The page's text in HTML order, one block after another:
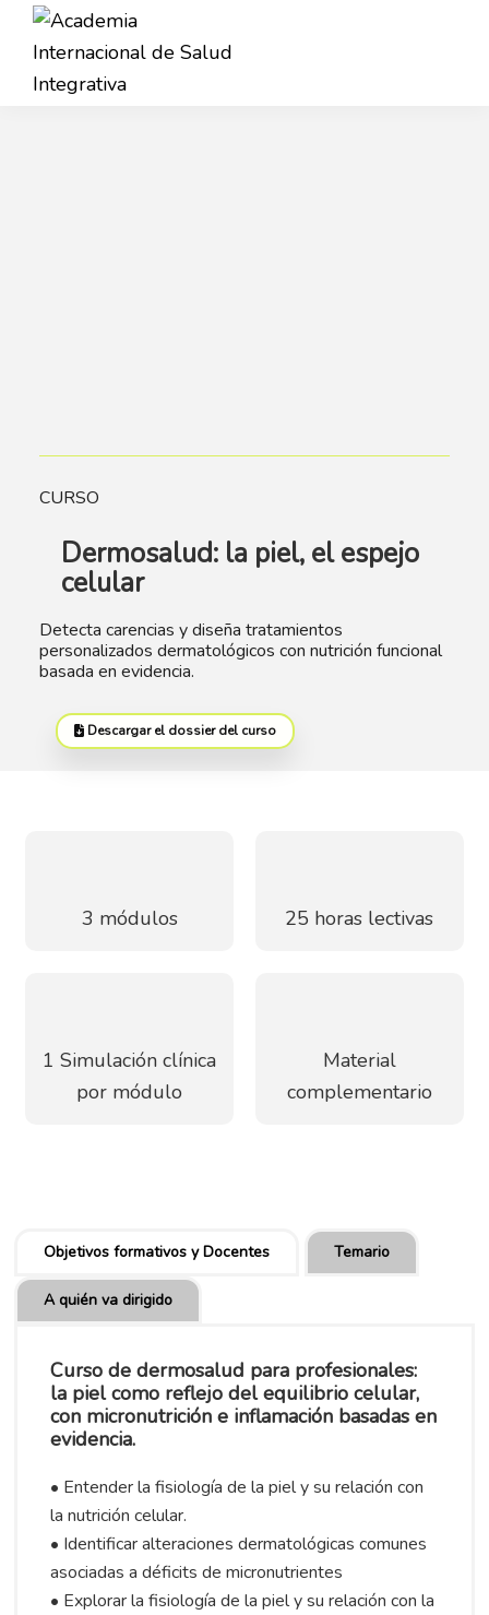
Saltar
Saltar
contenido
CURSO
Dermosalud: la piel, el espejo
celular
Detecta carencias y diseña tratamientos
personalizados dermatológicos con nutrición funcional
basada en evidencia.
Descargar el dossier del curso
3 módulos 25 horas lectivas
1 Simulación clínica
por módulo
Material
complementario
Objetivos formativos y Docentes Temario
A quién va dirigido
Curso de dermosalud para profesionales:
la piel como reflejo del equilibrio celular,
con micronutrición e inflamación basadas en
evidencia.
• Entender la fisiología de la piel y su relación con
la nutrición celular.
• Identificar alteraciones dermatológicas comunes
asociadas a déficits de micronutrientes
• Explorar la fisiología de la piel y su relación con la